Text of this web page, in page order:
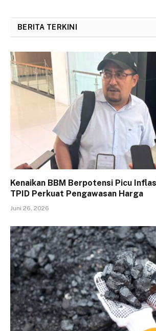
BERITA TERKINI
Kenaikan BBM Berpotensi Picu
TPID Perkuat Pengawasan Harga
Juni 26, 2026